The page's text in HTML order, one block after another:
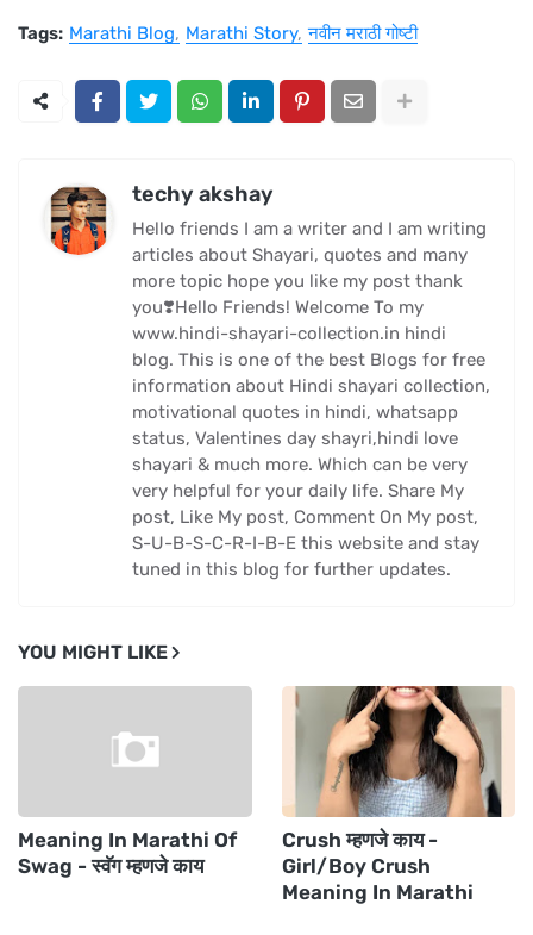
Tags: Marathi Blog Marathi Story नवीन मराठी गोष्टी
techy akshay
Hello friends I am a writer and I am writing
articles about Shayari, quotes and many
more topic hope you like my post thank
you❣️Hello Friends! Welcome To my
www.hindi-shayari-collection.in hindi
blog. This is one of the best Blogs for free
information about Hindi shayari collection,
motivational quotes in hindi, whatsapp
status, Valentines day shayri,hindi love
shayari & much more. Which can be very
very helpful for your daily life. Share My
post, Like My post, Comment On My post,
S-U-B-S-C-R-I-B-E this website and stay
tuned in this blog for further updates.
YOU MIGHT LIKE
Meaning In Marathi Of
Swag - स्वॅग म्हणजे काय
Crush म्हणजे काय -
Girl/Boy Crush
Meaning In Marathi